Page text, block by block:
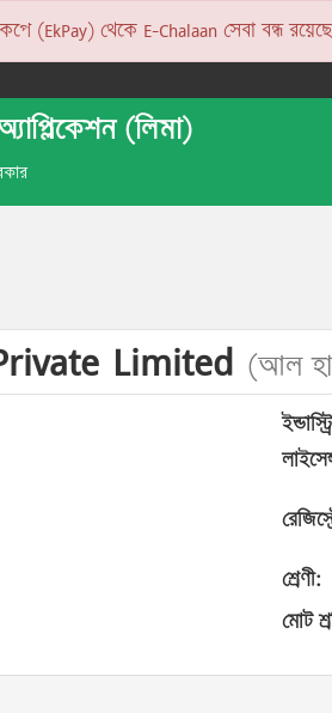
থেকে E-Chalaan সেবা বন্ধ
(লিমা)
Limited (আল
শ্রেণী:
মোট